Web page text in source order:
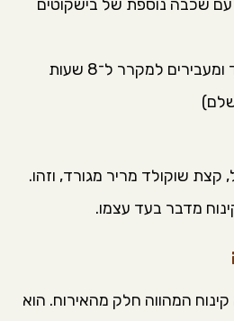
עם שכבה נוספת של בישקוטים
מכסים בניילון נצמד ומעבירים למקרר ל־8 שעות
שוקולד מריר מגורד, וזהו.
מדבר בעד עצמו.
המהווה חלק מהאירוח. הוא